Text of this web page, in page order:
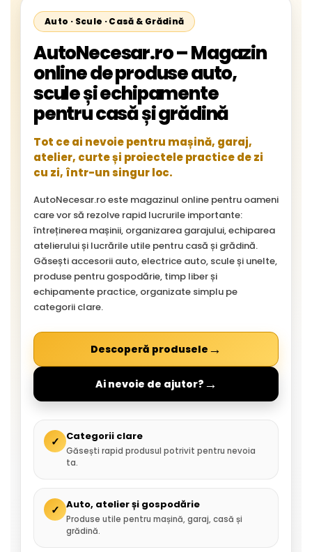
Auto · Scule · Casă & Grădină
AutoNecesar.ro – Magazin
online de produse auto,
scule și echipamente
pentru casă și grădină
Tot ce ai nevoie pentru mașină, garaj,
atelier, curte și proiectele practice de zi
cu zi, într-un singur loc.
AutoNecesar.ro este magazinul online pentru oameni
care vor să rezolve rapid lucrurile importante:
întreținerea mașinii, organizarea garajului, echiparea
atelierului și lucrările utile pentru casă și grădină.
Găsești accesorii auto, electrice auto, scule și unelte,
produse pentru gospodărie, timp liber și
echipamente practice, organizate simplu pe
categorii clare.
Descoperă produsele →
Ai nevoie de ajutor? →
✓ Categorii clare
Găsești rapid produsul potrivit pentru nevoia
ta.
✓ Auto, atelier și gospodărie
Produse utile pentru mașină, garaj, casă și
grădină.